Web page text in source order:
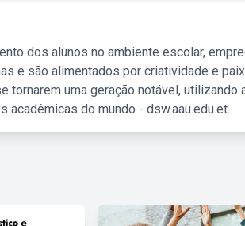
dos alunos no ambiente escolar,
e são alimentados por criatividade e
tornarem uma geração notável, utilizando
do mundo - dsw.aau.edu.et.